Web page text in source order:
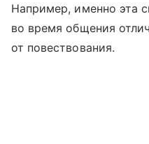
Например, именно эта
во время общения
от повествования.